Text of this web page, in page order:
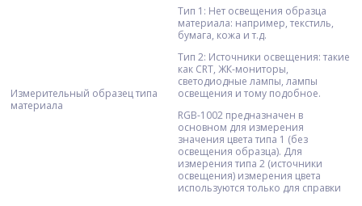
Измерительный образец типа
материала
Тип 1: Нет освещения образца
материала: например, текстиль,
бумага, кожа и т.д.
Тип 2: Источники освещения: такие
как CRT, ЖК-мониторы,
светодиодные лампы, лампы
освещения и тому подобное.
RGB-1002 предназначен в
основном для измерения
значения цвета типа 1 (без
освещения образца). Для
измерения типа 2 (источники
освещения) измерения цвета
используются только для справки